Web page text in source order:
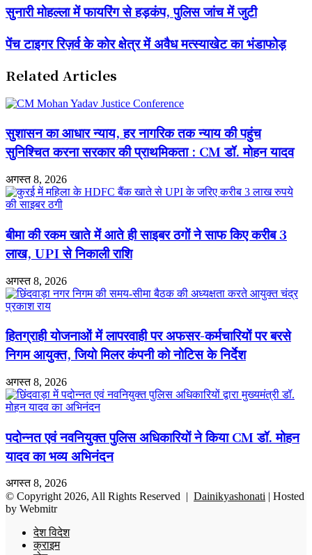
सुनारी
मोहल्ला
फायरिंग
हड़कंप,
पुलिस
जांच
में
सुनारी मोहल्ला में फायरिंग से हड़कंप, पुलिस जांच में जुटी
पेंच
टाइगर
के
क्षेत्र
अवैध
मत्स्याखेट
का
भंडाफोड़
पेंच टाइगर रिज़र्व के कोर क्षेत्र में अवैध मत्स्याखेट का भंडाफोड़
Related Articles
सुशासन का आधार न्याय, हर नागरिक तक न्याय की पहुंच
सुनिश्चित करना सरकार की प्राथमिकता : CM डॉ. मोहन यादव
अगस्त 8, 2026
बीमा की रकम खाते में आते ही साइबर ठगों ने साफ किए करीब 3
लाख, UPI से निकाली राशि
अगस्त 8, 2026
हितग्राही योजनाओं में लापरवाही पर अफसर-कर्मचारियों पर बरसे
निगम आयुक्त, जियो मिलर कंपनी को नोटिस के निर्देश
अगस्त 8, 2026
पदोन्नत एवं नवनियुक्त पुलिस अधिकारियों ने किया CM डॉ. मोहन
यादव का भव्य अभिनंदन
अगस्त 8, 2026
© Copyright 2026, All Rights Reserved | Dainikyashonati | Hosted
by Webmitr
देश विदेश
क्राइम